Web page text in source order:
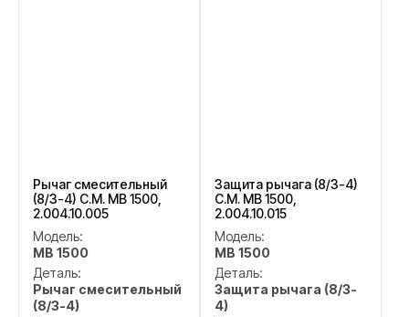
Рычаг смесительный
(8/3-4) C.M. MB 1500,
2.004.10.005
Модель:
MB 1500
Деталь:
Рычаг смесительный
(8/3-4)
Защита рычага (8/3-4)
C.M. MB 1500,
2.004.10.015
Модель:
MB 1500
Деталь:
Защита рычага (8/3-
4)